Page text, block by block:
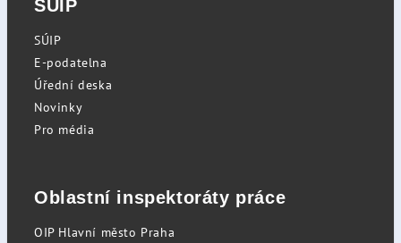
SÚIP
SÚIP
E-podatelna
Úřední deska
Novinky
Pro média
Oblastní inspektoráty práce
OIP Hlavní město Praha